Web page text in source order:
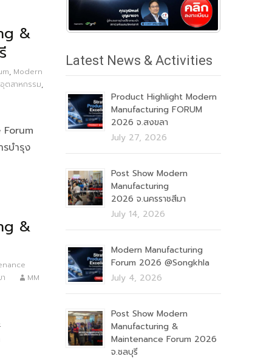
&
, Modern
ตสาหกรรม,
บำรุง
&
MM
Latest News & Activities
Product Highlight Modern
Manufacturing FORUM
2026 จ.สงขลา
July 27, 2026
Post Show Modern
Manufacturing
2026 จ.นครราชสีมา
July 14, 2026
Modern Manufacturing
Forum 2026 @Songkhla
July 4, 2026
Post Show Modern
Manufacturing &
Maintenance Forum 2026
จ.ชลบุรี